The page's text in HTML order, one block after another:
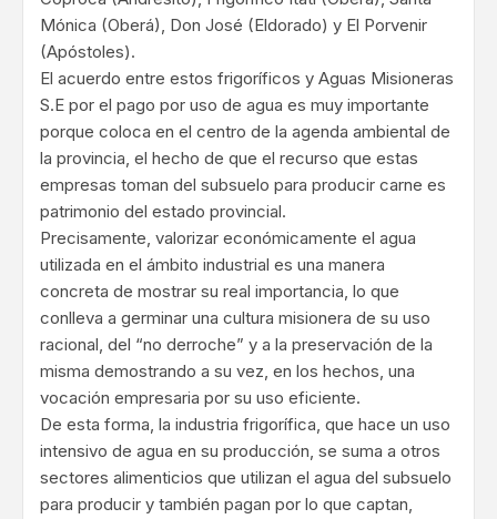
Mónica (Oberá), Don José (Eldorado) y El Porvenir
(Apóstoles).
El acuerdo entre estos frigoríficos y Aguas Misioneras
S.E por el pago por uso de agua es muy importante
porque coloca en el centro de la agenda ambiental de
la provincia, el hecho de que el recurso que estas
empresas toman del subsuelo para producir carne es
patrimonio del estado provincial.
Precisamente, valorizar económicamente el agua
utilizada en el ámbito industrial es una manera
concreta de mostrar su real importancia, lo que
conlleva a germinar una cultura misionera de su uso
racional, del “no derroche” y a la preservación de la
misma demostrando a su vez, en los hechos, una
vocación empresaria por su uso eficiente.
De esta forma, la industria frigorífica, que hace un uso
intensivo de agua en su producción, se suma a otros
sectores alimenticios que utilizan el agua del subsuelo
para producir y también pagan por lo que captan,